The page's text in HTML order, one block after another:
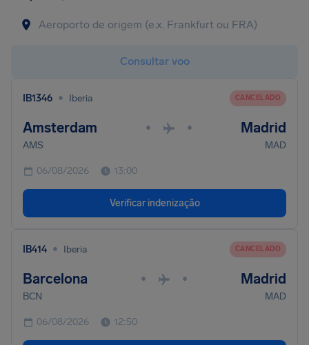
Consultar voo
IB1346 • Iberia CANCELADO
Amsterdam • • Madrid
AMS MAD
06/08/2026 13:00
Verificar indenização
IB414 • Iberia CANCELADO
Barcelona • • Madrid
BCN MAD
06/08/2026 12:50